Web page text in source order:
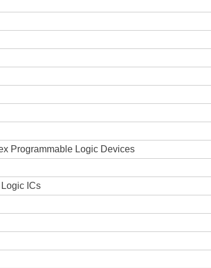
Programmable Logic Devices
ICs